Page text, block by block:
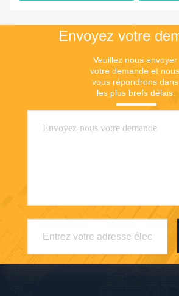
Envoyez votre
Veuillez nous envoyer
votre demande et nous
vous répondrons dans
les plus brefs délais.